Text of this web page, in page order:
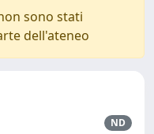
sono stati
dell'ateneo
ND